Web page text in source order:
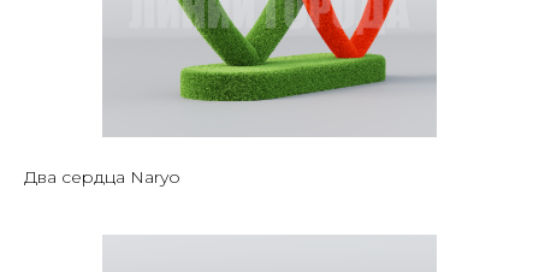
Два сердца Naryo